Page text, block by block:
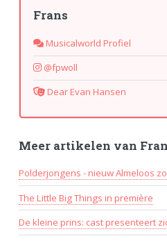
Frans
Musicalworld Profiel
@fpwoll
Dear Evan Hansen
Meer artikelen van
Polderjongens - nieuw Almeloos
The Little Big Things in première
De kleine prins: cast presenteert